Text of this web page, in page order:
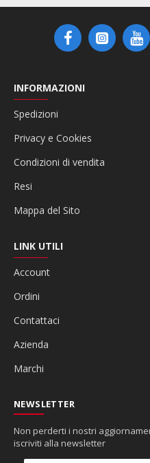
INFORMAZIONI
Spedizioni
Privacy e Cookies
Condizioni di vendita
Resi
Mappa del Sito
LINK UTILI
Account
Ordini
Contattaci
Azienda
Marchi
NEWSLETTER
Non perderti i nostri
iscriviti alla newsletter